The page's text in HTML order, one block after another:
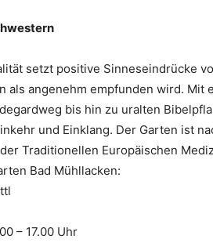
setzt positive Sinneseindrücke
als angenehm empfunden wird. Mit
bis hin zu uralten
und Einklang. Der Garten ist
Traditionellen Europäischen
Bad Mühllacken:
– 17.00 Uhr